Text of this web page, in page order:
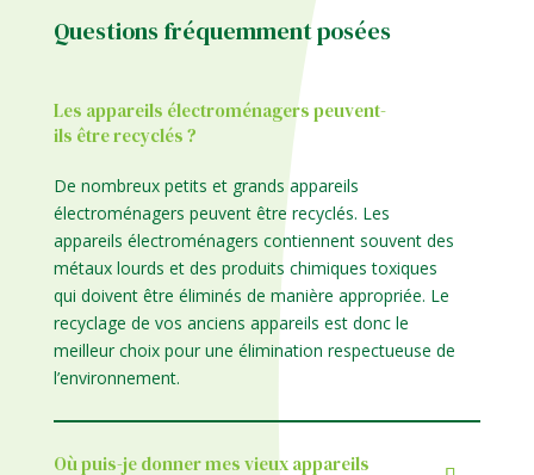
Questions fréquemment posées
Les appareils électroménagers peuvent-
ils être recyclés ?
De nombreux petits et grands appareils
électroménagers peuvent être recyclés. Les
appareils électroménagers contiennent souvent des
métaux lourds et des produits chimiques toxiques
qui doivent être éliminés de manière appropriée. Le
recyclage de vos anciens appareils est donc le
meilleur choix pour une élimination respectueuse de
l’environnement.
Où puis-je donner mes vieux appareils